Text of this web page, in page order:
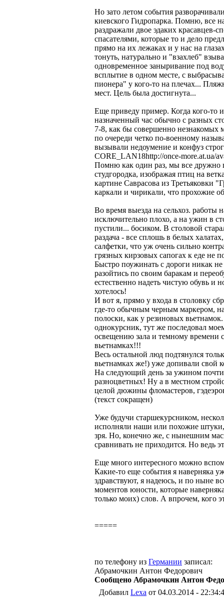
Но зато летом события
киевского Гидропарка. Помню, все
раздражали двое эдаких красавцев-
спасателями, которые то и дело
прямо на их лежаках и у нас на
тонуть, натурально и "взахлеб"
одновременное заныривание под
всплытие в одном месте, с
пионера" у кого-то на плечах...
мест. Цель была достигнута...
Еще приведу пример. Когда кого-то
назначенный час обычно с разных
7-8, как бы совершенно незнакомых
по очереди четко по-военному
вызывали недоумение и конфуз
CORE_LAN18http://once-more.at.ua/
Помню как один раз, мы все дружно
студгородка, изображая птиц на
картине Саврасова из Третьяковки
каркали и чирикали, что прохожие
Во время выезда на сельхоз. работы
исключительно плохо, а на ужин в
пустили... босиком. В столовой
раздача - все сплошь в белых
салфетки, что уж очень сильно
грязных кирзовых сапогах к еде не
Быстро поужинать с дороги никак
разойтись по своим баракам и
естественно надеть чистую обувь и
хотелось!
И вот я, прямо у входа в столовку
где-то обычным черным маркером,
полоски, как у резиновых
однокурсник, тут же последовал
освещению зала и темному времени
вьетнамках!!!
Весь остальной люд подтянулся
вьетнамках же!) уже допивали свой
На следующий день за ужином
разноцветных! Ну а в местном
целой дюжины фломастеров,
(текст сокращен)
Уже будучи старшекурсником,
исполняли наши или похожие
зря. Но, конечно же, с нынешним
сравнивать не приходится. Но
Еще много интересного можно
Какие-то еще события я наверняка
здравствуют, я надеюсь, и по ныне
моментов юности, которые
только моих) слов. А впрочем, кого
=====
по телефону из Германии записал:
Абрамочкин Антон Федорович
Сообщено Абрамочкин Антон
Добавил Lexa от 04.03.2014 -